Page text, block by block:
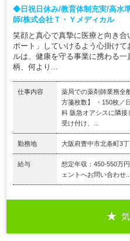
◆日祝日休み/教育体制充実/高水
師/株式会社Ｔ・Ｙメディカル
笑顔と真心で真摯に医療と向き
ポート」していけるよう心掛け
ルは、健康を守る事業に携わる
柄、何より...
仕事内容
薬局での薬剤師業務全
方箋枚数】 ・150枚／
科 阪急オアシスに隣接
受け付け、...
勤務地 大阪府豊中市北条町3
給与
想定年収：450-550万
ェントへお問い合わせ...